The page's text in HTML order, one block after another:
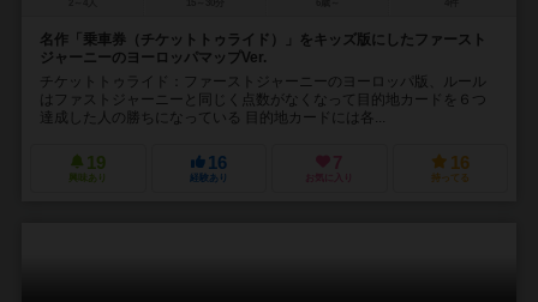
名作「乗車券（チケットトゥライド）」をキッズ版にしたファースト
ジャーニーのヨーロッパマップVer.
チケットトゥライド：ファーストジャーニーのヨーロッパ版、ルール
はファストジャーニーと同じく点数がなくなって目的地カードを６つ
達成した人の勝ちになっている 目的地カードには各...
19
興味あり
16
経験あり
7
お気に入り
16
持ってる